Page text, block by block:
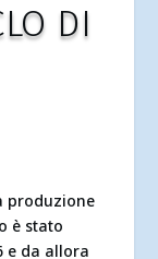
DI
produzione
è stato
e da allora